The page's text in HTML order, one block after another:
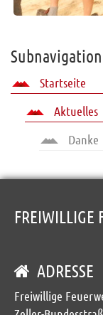
Startseite
Aktuelles
Danke
FREIWILLIGE
ADRESSE
Freiwillige